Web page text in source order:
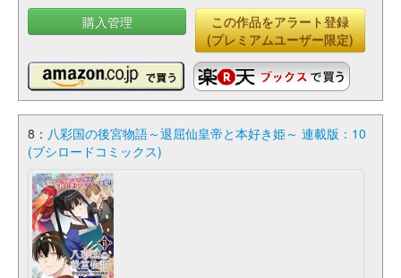
購入管理
この作品をアラート登録
(プレミアムユーザー限定)
8： 八彩国の後宮物語～退屈仙皇帝と本好き姫～ 連載版：10
(ブシロードコミックス)